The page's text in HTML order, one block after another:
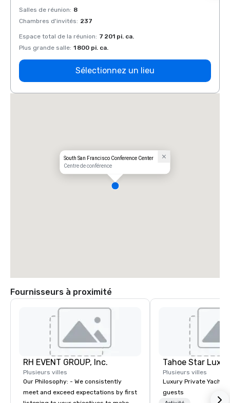
Salles de réunion: 8
Chambres d'invités: 237
Espace total de la réunion: 7 201 pi. ca.
Plus grande salle: 1 800 pi. ca.
Sélectionnez un lieu
South San Francisco Conference Center
Centre de conférence
Fournisseurs à proximité
RH EVENT GROUP, Inc.
Plusieurs villes
Our Philosophy: - We consistently
meet and exceed expectations by first
Tahoe Star
Plusieurs villes
Luxury Private Yacht
guests